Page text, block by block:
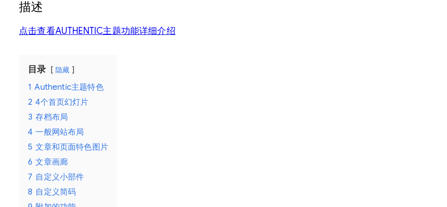
描述
点击查看AUTHENTIC主题功能详细介绍
目录 隐藏
1 Authentic主题特色
2 4个首页幻灯片
3 存档布局
4 一般网站布局
5 文章和页面特色图片
6 文章画廊
7 自定义小部件
8 自定义简码